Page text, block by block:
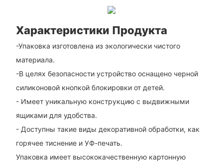
Характеристики Продукта
-Упаковка изготовлена ​​из экологически чистого
материала.
-В целях безопасности устройство оснащено черной
силиконовой кнопкой блокировки от детей.
- Имеет уникальную конструкцию с выдвижными
ящиками для удобства.
- Доступны такие виды декоративной обработки, как
горячее тиснение и УФ-печать.
Упаковка имеет высококачественную картонную